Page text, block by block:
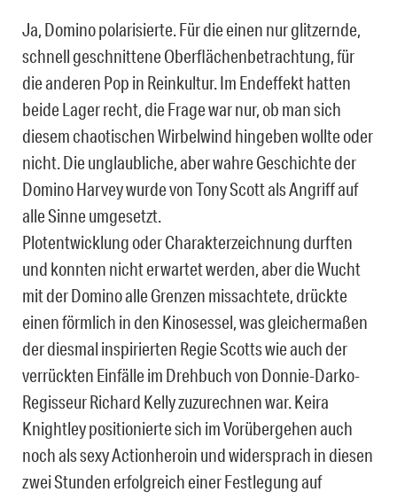
Ja, Domino polarisierte. Für die einen nur glitzernde,
schnell geschnittene Oberflächenbetrachtung, für
die anderen Pop in Reinkultur. Im Endeffekt hatten
beide Lager recht, die Frage war nur, ob man sich
diesem chaotischen Wirbelwind hingeben wollte oder
nicht. Die unglaubliche, aber wahre Geschichte der
Domino Harvey wurde von Tony Scott als Angriff auf
alle Sinne umgesetzt.
Plotentwicklung oder Charakterzeichnung durften
und konnten nicht erwartet werden, aber die Wucht
mit der Domino alle Grenzen missachtete, drückte
einen förmlich in den Kinosessel, was gleichermaßen
der diesmal inspirierten Regie Scotts wie auch der
verrückten Einfälle im Drehbuch von Donnie-Darko-
Regisseur Richard Kelly zuzurechnen war. Keira
Knightley positionierte sich im Vorübergehen auch
noch als sexy Actionheroin und widersprach in diesen
zwei Stunden erfolgreich einer Festlegung auf